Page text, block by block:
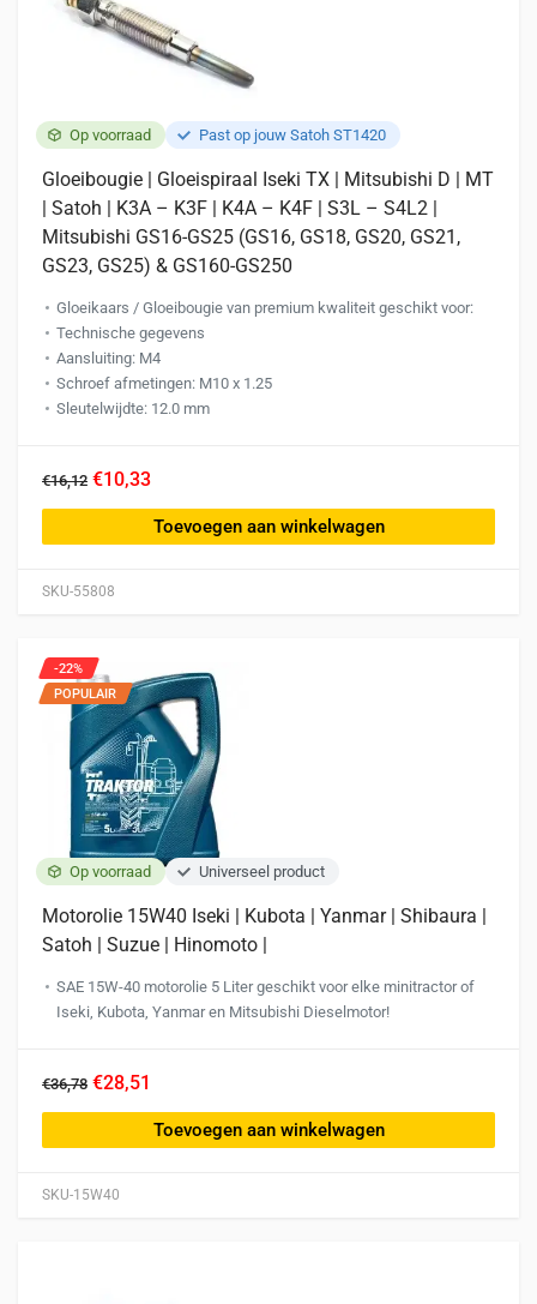
Op voorraad Past op jouw Satoh ST1420
SKU-55808
Gloeibougie | Gloeispiraal Iseki TX | Mitsubishi D | MT
| Satoh | K3A – K3F | K4A – K4F | S3L – S4L2 |
Mitsubishi GS16-GS25 (GS16, GS18, GS20, GS21,
GS23, GS25) & GS160-GS250
Gloeikaars / Gloeibougie van premium kwaliteit geschikt voor:
Technische gegevens
Aansluiting: M4
Schroef afmetingen: M10 x 1.25
Sleutelwijdte: 12.0 mm
€16,12 €10,33
Toevoegen aan winkelwagen
Op voorraad Universeel product
SKU-15W40
-22%
POPULAIR
Motorolie 15W40 Iseki | Kubota | Yanmar | Shibaura |
Satoh | Suzue | Hinomoto |
SAE 15W-40 motorolie 5 Liter geschikt voor elke minitractor of
Iseki, Kubota, Yanmar en Mitsubishi Dieselmotor!
€36,78 €28,51
Toevoegen aan winkelwagen